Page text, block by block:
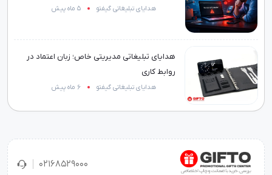
هدایای تبلیغاتی گیفتو 5 ماه پیش
هدایای تبلیغاتی مدیریتی خاص؛ زبان اعتماد در
روابط کاری
هدایای تبلیغاتی گیفتو 6 ماه پیش
02168529000